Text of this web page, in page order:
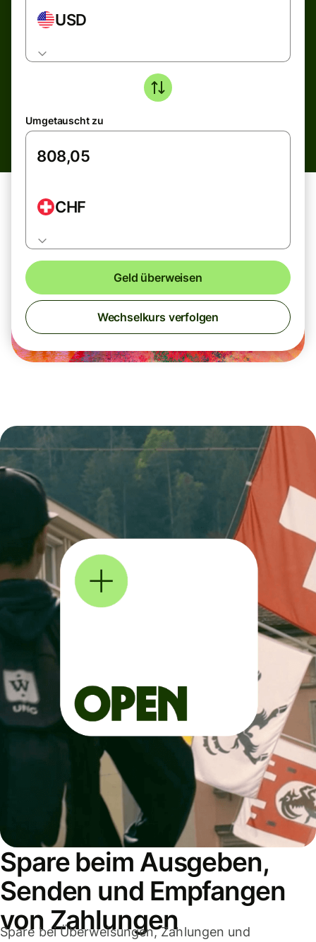
USD
Umgetauscht zu
CHF
Geld überweisen
Wechselkurs verfolgen
Spare beim Ausgeben,
Senden und Empfangen
von Zahlungen
Spare bei Überweisungen, Zahlungen und